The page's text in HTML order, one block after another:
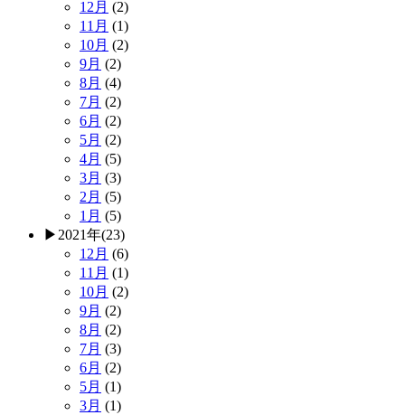
12月 (2)
11月 (1)
10月 (2)
9月 (2)
8月 (4)
7月 (2)
6月 (2)
5月 (2)
4月 (5)
3月 (3)
2月 (5)
1月 (5)
▶ 2021年(23)
12月 (6)
11月 (1)
10月 (2)
9月 (2)
8月 (2)
7月 (3)
6月 (2)
5月 (1)
3月 (1)